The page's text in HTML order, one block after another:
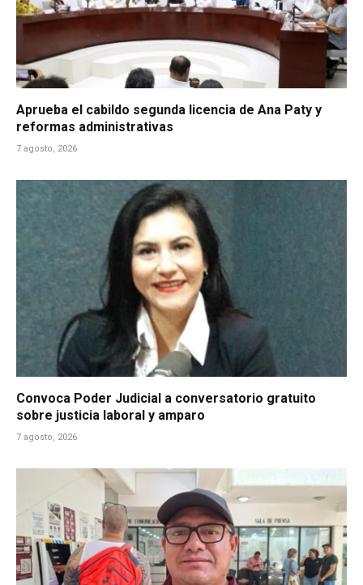
Aprueba el cabildo segunda licencia de Ana Paty y
reformas administrativas
7 agosto, 2026
Convoca Poder Judicial a conversatorio gratuito
sobre justicia laboral y amparo
7 agosto, 2026